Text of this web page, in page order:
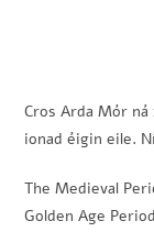
Cros Arda Mór
ionad éigin eile.
The Medieval
Golden Age